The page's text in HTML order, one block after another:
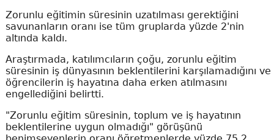
Zorunlu eğitimin süresinin uzatılması gerektiğini
savunanların oranı ise tüm gruplarda yüzde 2'nin
altında kaldı.
Araştırmada, katılımcıların çoğu, zorunlu eğitim
süresinin iş dünyasının beklentilerini karşılamadığını ve
öğrencilerin iş hayatına daha erken atılmasını
engellediğini belirtti.
"Zorunlu eğitim süresinin, toplum ve iş hayatının
beklentilerine uygun olmadığı" görüşünü